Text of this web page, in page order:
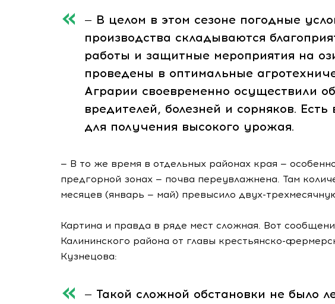
— В целом в этом сезоне погодные
производства складываются
работы и защитные мероприятия на
проведены в оптимальные
Аграрии своевременно осуществили
вредителей, болезней и сорняков.
для получения высокого урожая.
— В то же время в отдельных районах края —
предгорной зонах — почва переувлажнена. Там
месяцев (январь — май) превысило двух-
Картина и правда в ряде мест сложная. Вот
Калининского района от главы крестьянско-
Кузнецова:
— Такой сложной обстановки не было